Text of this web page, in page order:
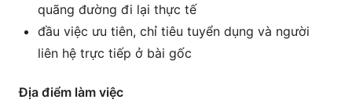
quãng đường đi lại thực tế
đầu việc ưu tiên, chỉ tiêu tuyển dụng và người
liên hệ trực tiếp ở bài gốc
Địa điểm làm việc